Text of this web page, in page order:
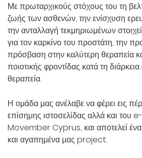
Με πρωταρχικούς στόχους του τη
ζωής των ασθενών, την ενίσχυση
την ανταλλαγή τεκμηριωμένων
για τον καρκίνο του προστάτη, την
πρόσβαση στην καλύτερη θεραπεία
ποιοτικής φροντίδας κατά τη
θεραπεία.
Η ομάδα μας ανέλαβε να φέρει εις
επίσημης ιστοσελίδας αλλά και του
Movember Cyprus, και αποτελεί
και αγαπημένα μας project.